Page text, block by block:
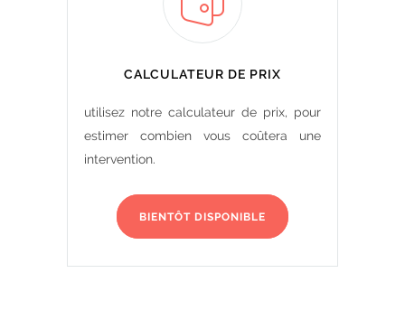
CALCULATEUR DE PRIX
utilisez notre calculateur de prix, pour
estimer combien vous coûtera une
intervention.
BIENTÔT DISPONIBLE